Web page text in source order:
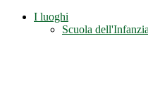
I luoghi
Scuola